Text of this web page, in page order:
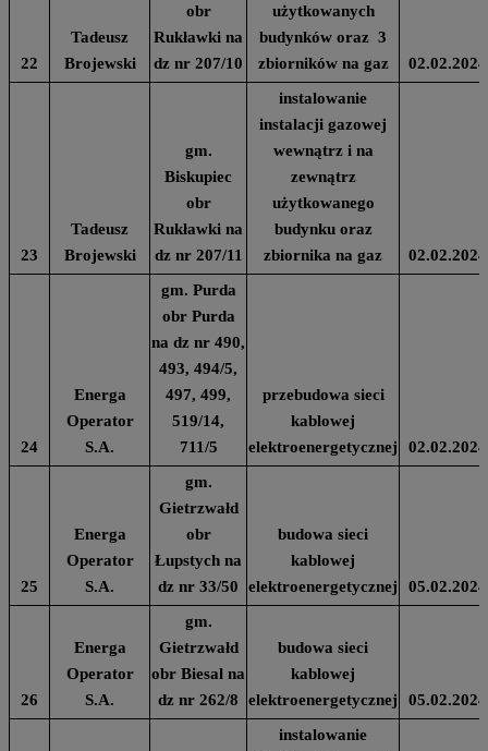
22
Tadeusz
Brojewski
obr
Rukławki na
dz nr 207/10
użytkowanych
budynków oraz 3
zbiorników na gaz
02.02.2024
23
Tadeusz
Brojewski
gm.
Biskupiec
obr
Rukławki na
dz nr 207/11
instalowanie
instalacji gazowej
wewnątrz i na
zewnątrz
użytkowanego
budynku oraz
zbiornika na gaz
02.02.2024
24
Energa
Operator
S.A.
gm. Purda
obr Purda
na dz nr 490,
493, 494/5,
497, 499,
519/14,
711/5
przebudowa sieci
kablowej
elektroenergetycznej
02.02.2024
25
Energa
Operator
S.A.
gm.
Gietrzwałd
obr
Łupstych na
dz nr 33/50
budowa sieci
kablowej
elektroenergetycznej
05.02.2024
26
Energa
Operator
S.A.
gm.
Gietrzwałd
obr Biesal na
dz nr 262/8
budowa sieci
kablowej
elektroenergetycznej
05.02.2024
instalowanie